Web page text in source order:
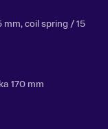
mm, coil spring / 15
170 mm